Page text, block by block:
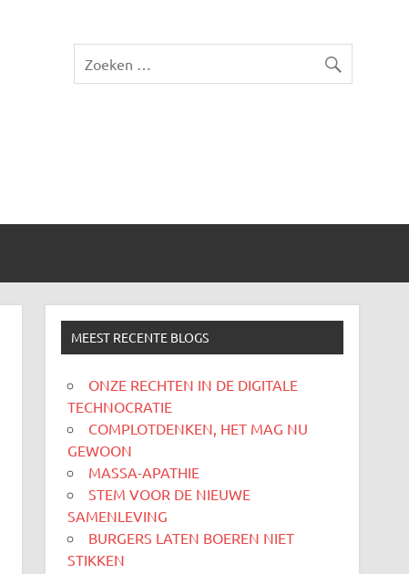
MEEST RECENTE BLOGS
ONZE RECHTEN IN DE DIGITALE
TECHNOCRATIE
COMPLOTDENKEN, HET MAG NU
GEWOON
MASSA-APATHIE
STEM VOOR DE NIEUWE
SAMENLEVING
BURGERS LATEN BOEREN NIET
STIKKEN